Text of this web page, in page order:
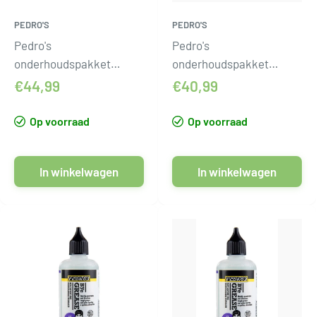
PEDRO'S
Pedro's
onderhoudspakket
Pedros mini pitkit 3.0
€44,99
Op voorraad
In winkelwagen
PEDRO'S
Pedro's
onderhoudspakket
pedros mini pit kit 3.0
€40,99
Op voorraad
In winkelwagen